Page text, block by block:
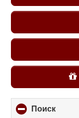
Поиск